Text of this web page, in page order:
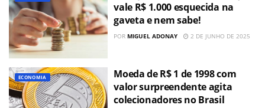
vale R$ 1.000 esquecida na
gaveta e nem sabe!
POR MIGUEL ADONAY 2 DE JUNHO DE 2025
ECONOMIA
Moeda de R$ 1 de 1998 com
valor surpreendente agita
colecionadores no Brasil